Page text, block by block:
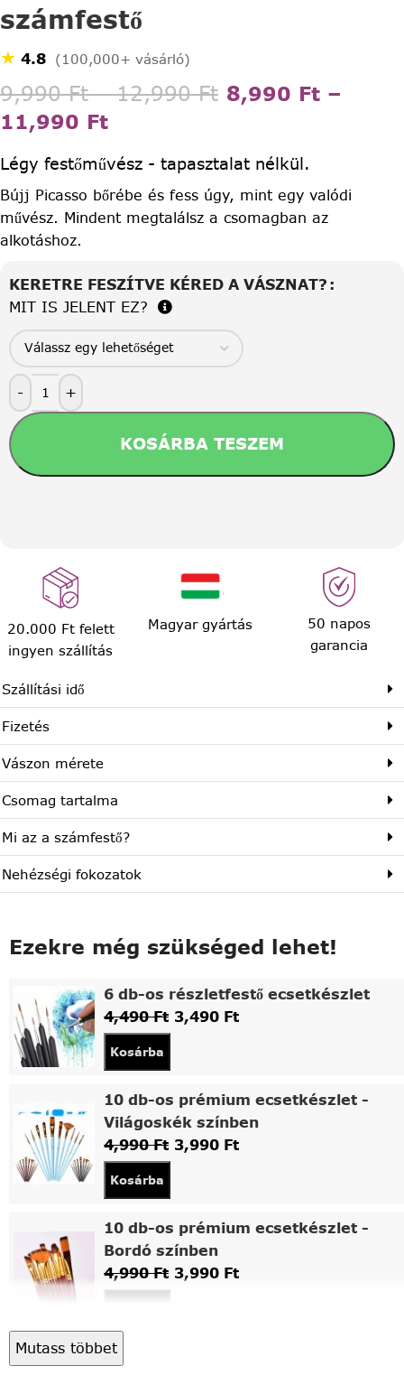
számfestő
★ 4.8 (100,000+ vásárló)
9,990Ft – 12,990Ft 8,990 Ft –
11,990 Ft
Légy festőművész - tapasztalat nélkül.
Bújj Picasso bőrébe és fess úgy, mint egy valódi
művész. Mindent megtalálsz a csomagban az
alkotáshoz.
KERETRE FESZÍTVE KÉRED A VÁSZNAT?
MIT IS JELENT EZ?
- +
KOSÁRBA TESZEM
20.000 Ft felett
ingyen szállítás
Magyar gyártás
50 napos
garancia
Szállítási idő
Fizetés
Vászon mérete
Csomag tartalma
Mi az a számfestő?
Nehézségi fokozatok
Ezekre még szükséged lehet!
6 db-os részletfestő ecsetkészlet
4,490Ft 3,490 Ft
Kosárba
10 db-os prémium ecsetkészlet -
Világoskék színben
4,990Ft 3,990 Ft
Kosárba
10 db-os prémium ecsetkészlet -
Bordó színben
4,990Ft 3,990 Ft
Asztali fa festőállvány
Mutass többet